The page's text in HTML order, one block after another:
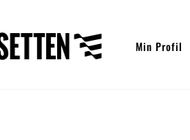
Min Profil